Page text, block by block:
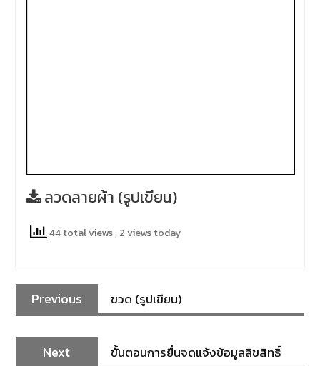
ลวดลายผ้า (รูปเขียน)
44 total views, 2 views today
Previous ขวด (รูปเขียน)
Next ขั้นตอนการยื่นจดแจ้งข้อมูลลิขสิทธิ์